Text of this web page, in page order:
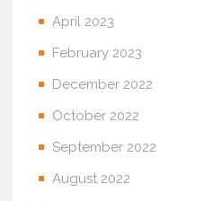
April 2023
February 2023
December 2022
October 2022
September 2022
August 2022